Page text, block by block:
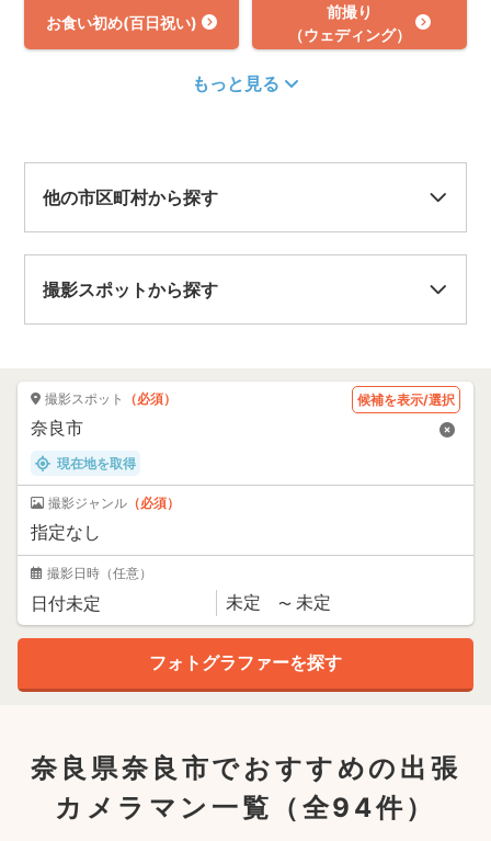
お食い初め(百日祝い)
前撮り
（ウェディング）
もっと見る
他の市区町村から探す
撮影スポットから探す
撮影スポット （必須） 候補を表示/選択
現在地を取得
撮影ジャンル （必須）
撮影日時 （任意）
奈良県奈良市でおすすめの出張
カメラマン一覧
（全94件）